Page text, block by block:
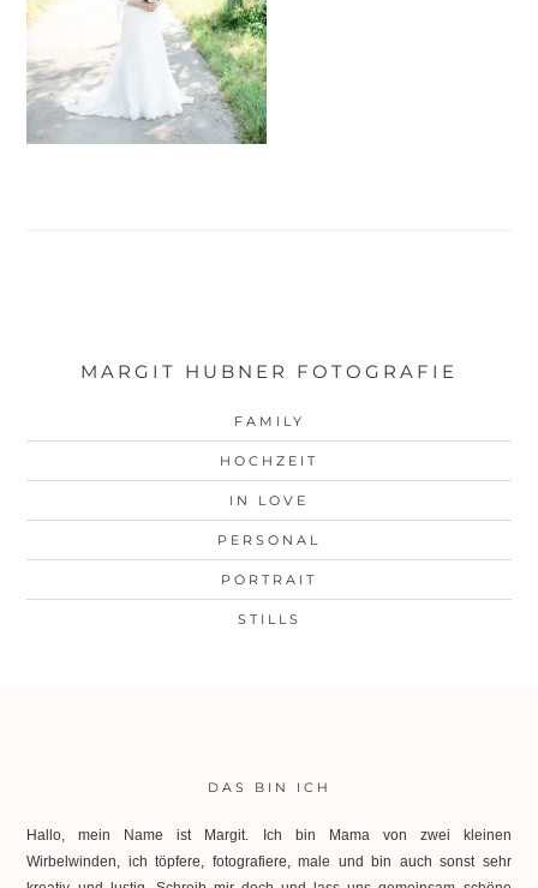
MARGIT HUBNER FOTOGRAFIE
FAMILY
HOCHZEIT
IN LOVE
PERSONAL
PORTRAIT
STILLS
DAS BIN ICH
Hallo, mein Name ist Margit. Ich bin Mama von zwei kleinen
Wirbelwinden, ich töpfere, fotografiere, male und bin auch sonst sehr